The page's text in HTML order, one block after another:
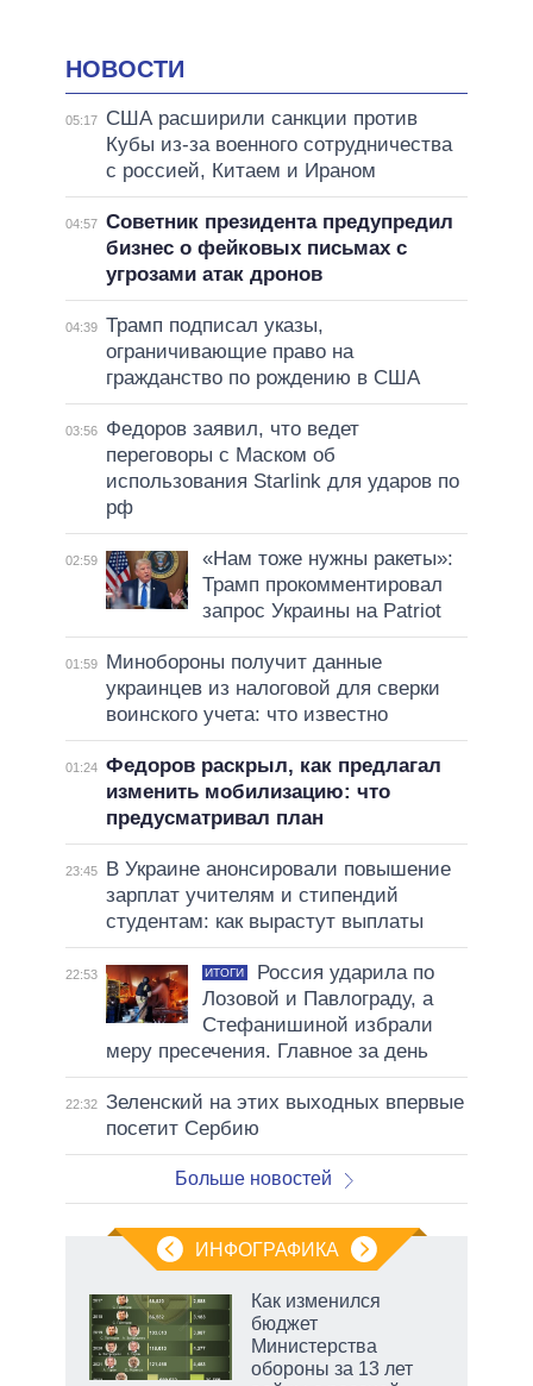
НОВОСТИ
05:17
США расширили санкции против
Кубы из-за военного сотрудничества
с россией, Китаем и Ираном
04:57 Советник президента предупредил
бизнес о фейковых письмах с
угрозами атак дронов
04:39 Трамп подписал указы,
ограничивающие право на
гражданство по рождению в США
03:56
Федоров заявил, что ведет
переговоры с Маском об
использования Starlink для ударов по
рф
02:59
«Нам тоже нужны ракеты»:
Трамп прокомментировал
запрос Украины на Patriot
01:59
Минобороны получит данные
украинцев из налоговой для сверки
воинского учета: что известно
01:24 Федоров раскрыл, как предлагал
изменить мобилизацию: что
предусматривал план
23:45
В Украине анонсировали повышение
зарплат учителям и стипендий
студентам: как вырастут выплаты
22:53 ИТОГИ
Россия ударила по
Лозовой и Павлограду, а
Стефанишиной избрали
меру пресечения. Главное за день
22:32 Зеленский на этих выходных впервые
посетит Сербию
Больше новостей
ИНФОГРАФИКА
Как изменился
бюджет
Министерства
обороны за 13 лет